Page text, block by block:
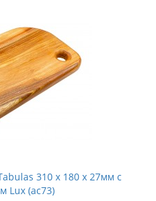
310 x 180 x 27мм с
Lux (ас73)